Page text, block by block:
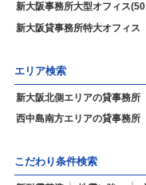
新大阪事務所大型オフィス
新大阪貸事務所特大オフィス
エリア検索
新大阪北側エリアの貸事務所
西中島南方エリアの貸事務所
こだわり条件検索